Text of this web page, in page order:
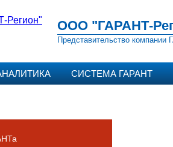
ООО "ГАРАНТ-
Представительство
СИСТЕМА ГАРАНТ